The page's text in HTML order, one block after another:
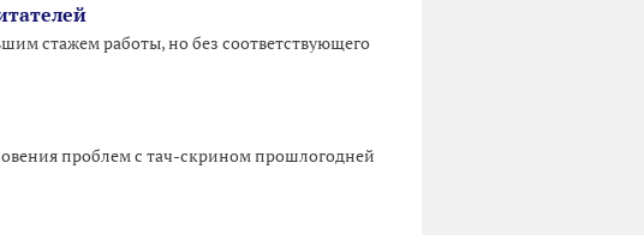
стажем работы, но без соответствующего
проблем с тач-скрином прошлогодней